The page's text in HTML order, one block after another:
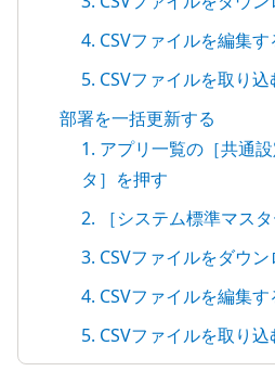
4. CSVファイルを編集す
5. CSVファイルを取り込
部署を一括更新する
1. アプリ一覧の［共通
タ］を押す
2. ［システム標準マス
3. CSVファイルをダウ
4. CSVファイルを編集す
5. CSVファイルを取り込